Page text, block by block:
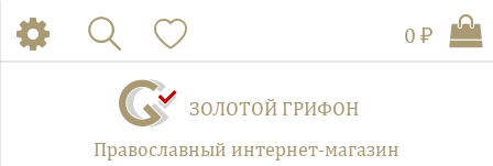
ЗОЛОТОЙ ГРИФОН
Православный интернет-магазин
0 ₽